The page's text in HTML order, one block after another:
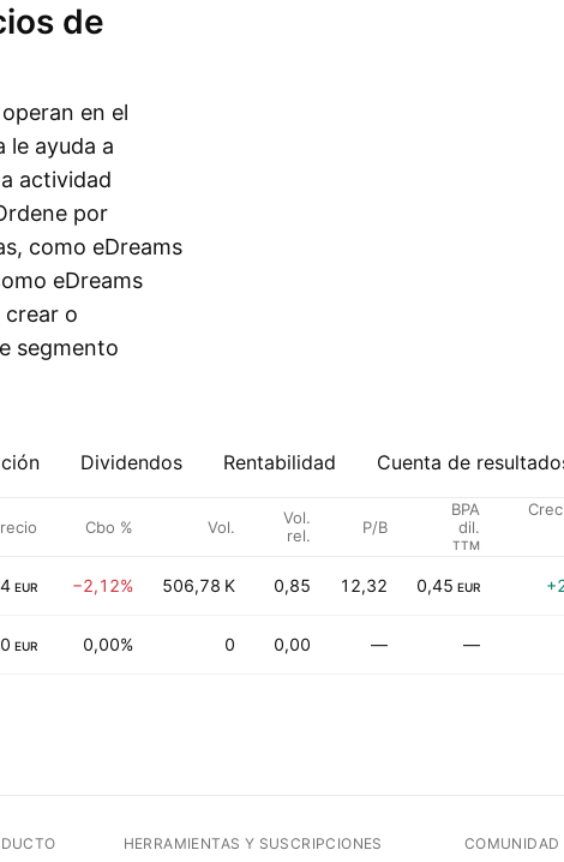
de
en el
le ayuda a
actividad
por
como eDreams
eDreams
crear o
segmento
Dividendos Rentabilidad Cuenta de
Cbo % Vol.
Vol.
rel.
P/B
BPA
dil.
TTM
EUR −2,12% 506,78 K 0,85 12,32 0,45 EUR
EUR 0,00% 0 0,00 — —
HERRAMIENTAS Y SUSCRIPCIONES COMUNIDAD